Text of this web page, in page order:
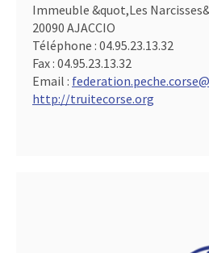
Immeuble &quot,Les
20090 AJACCIO
Téléphone : 04.95.23.13.32
Fax : 04.95.23.13.32
Email :
http://truitecorse.org